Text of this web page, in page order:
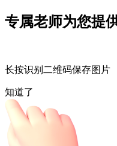
专属老师为您提
长按识别二维码保存图片
知道了